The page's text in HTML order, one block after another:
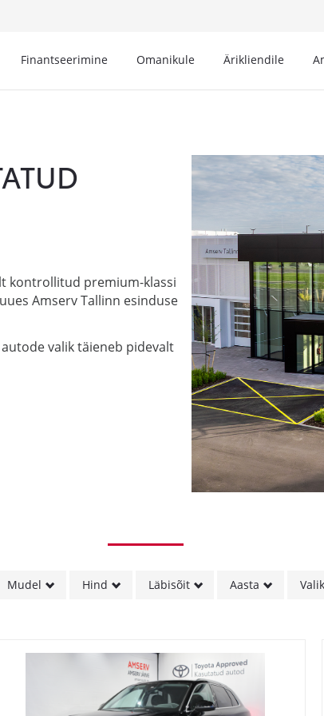
Finantseerimine Omanikule Ärikliendile
kontrollitud premium-klassi
Amserv Tallinn esinduse
valik täieneb pidevalt
Mudel Hind Läbisõit Aasta